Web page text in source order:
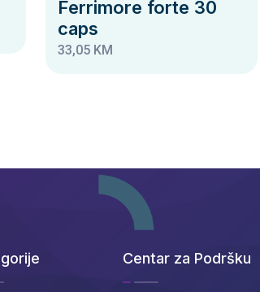
Ferrimore forte 30
caps
33,05 KM
Centar za Podršku